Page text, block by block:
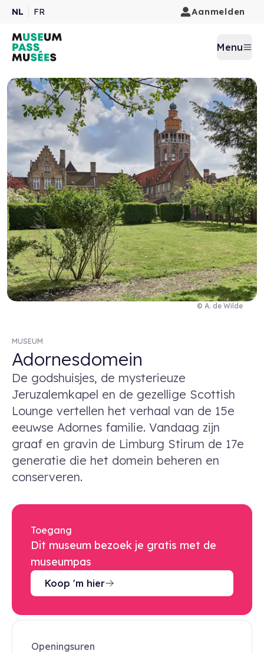
NL FR Aanmelden
Menu
© A. de Wilde
MUSEUM
Adornesdomein
De godshuisjes, de mysterieuze
Jeruzalemkapel en de gezellige Scottish
Lounge vertellen het verhaal van de 15e
eeuwse Adornes familie. Vandaag zijn
graaf en gravin de Limburg Stirum de 17e
generatie die het domein beheren en
conserveren.
Openingsuren
Toegang
Dit museum bezoek je gratis met de
museumpas
Koop 'm hier